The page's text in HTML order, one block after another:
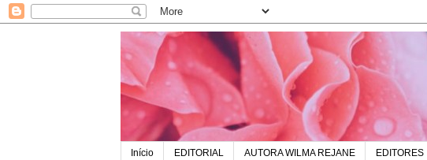
Início EDITORIAL AUTORA WILMA REJANE EDITORES